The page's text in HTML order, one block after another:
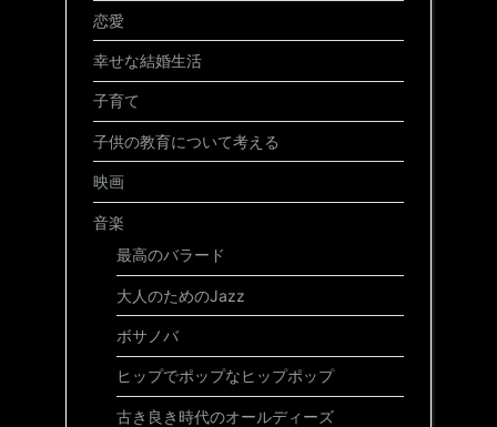
恋愛
幸せな結婚生活
子育て
子供の教育について考える
映画
音楽
最高のバラード
大人のためのJazz
ボサノバ
ヒップでポップなヒップポップ
古き良き時代のオールディーズ